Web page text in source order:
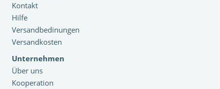
Kontakt
Hilfe
Versandbedinungen
Versandkosten
Unternehmen
Über uns
Kooperation